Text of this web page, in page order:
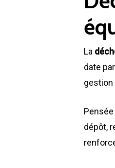
La
date
gestion
dépôt,